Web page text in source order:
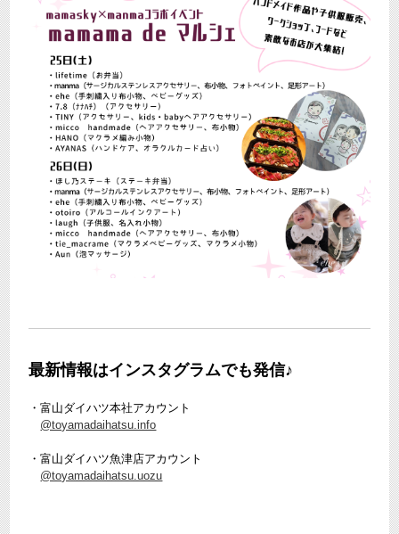
最新情報はインスタグラムでも発信♪
・富山ダイハツ本社アカウント
@toyamadaihatsu.info
・富山ダイハツ魚津店アカウント
@toyamadaihatsu.uozu